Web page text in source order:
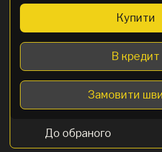
Купити
В кредит
Замовити
До обраного